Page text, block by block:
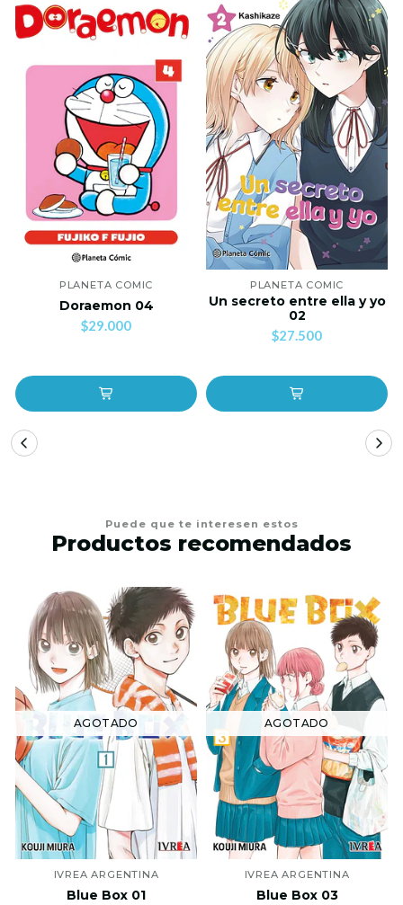
PLANETA COMIC
Doraemon 04
$29.000
PLANETA COMIC
Un secreto entre ella y yo
02
$27.500
Puede que te interesen estos
Productos recomendados
AGOTADO
IVREA ARGENTINA
Blue Box 01
AGOTADO
IVREA ARGENTINA
Blue Box 03